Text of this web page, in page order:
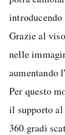
Grazie al
nelle
aumentando
Per questo
il supporto al
360 gradi